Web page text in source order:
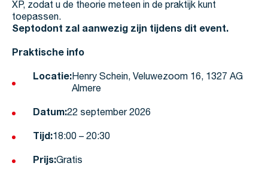
XP, zodat u de theorie meteen in de praktijk kunt
toepassen.
Septodont zal aanwezig zijn tijdens dit event.
Praktische info
Locatie:Henry Schein, Veluwezoom 16, 1327 AG
Almere
Datum:22 september 2026
Tijd:18:00 – 20:30
Prijs:Gratis